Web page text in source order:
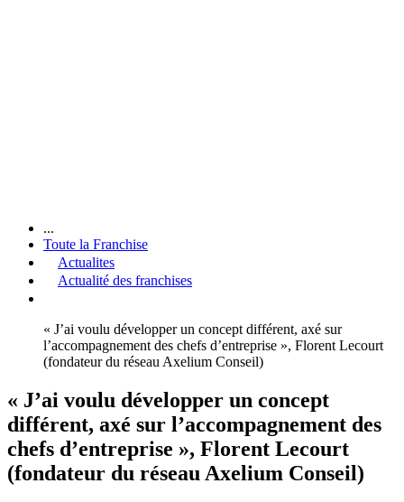
...
Toute la Franchise
Actualites
Actualité des franchises
« J’ai voulu développer un concept différent, axé sur
l’accompagnement des chefs d’entreprise », Florent Lecourt
(fondateur du réseau Axelium Conseil)
« J’ai voulu développer un concept
différent, axé sur l’accompagnement des
chefs d’entreprise », Florent Lecourt
(fondateur du réseau Axelium Conseil)